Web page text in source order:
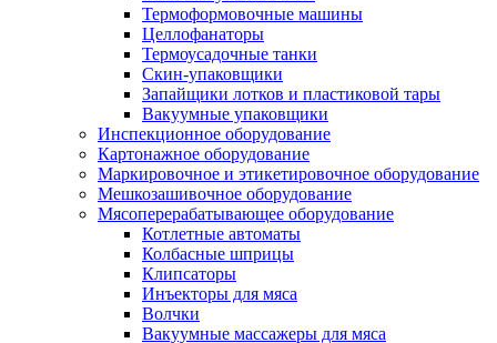
Термоформовочные машины
Целлофанаторы
Термоусадочные танки
Скин-упаковщики
Запайщики лотков и пластиковой тары
Вакуумные упаковщики
Инспекционное оборудование
Картонажное оборудование
Маркировочное и этикетировочное оборудование
Мешкозашивочное оборудование
Мясоперерабатывающее оборудование
Котлетные автоматы
Колбасные шприцы
Клипсаторы
Инъекторы для мяса
Волчки
Вакуумные массажеры для мяса